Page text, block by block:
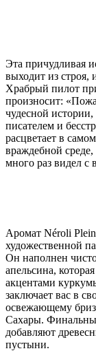
Эта причудливая
выходит из строя,
Храбрый пилот
произносит:
чудесной
писателем и
расцветает в
враждебной
много раз видел с
Аромат Néroli
художественной
Он наполнен
апельсина,
акцентами
заключает вас в
освежающему
Сахары.
добавляют
пустыни.